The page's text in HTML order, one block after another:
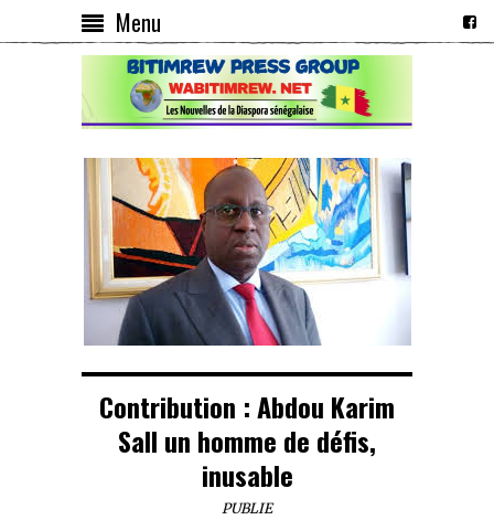
Menu
Contribution : Abdou Karim
Sall un homme de défis,
inusable
PUBLIE